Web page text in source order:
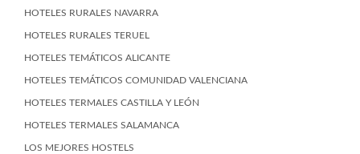
HOTELES RURALES NAVARRA
HOTELES RURALES TERUEL
HOTELES TEMÁTICOS ALICANTE
HOTELES TEMÁTICOS COMUNIDAD VALENCIANA
HOTELES TERMALES CASTILLA Y LEÓN
HOTELES TERMALES SALAMANCA
LOS MEJORES HOSTELS